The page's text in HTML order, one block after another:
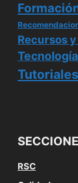
Recursos
Tutoriales
RSC